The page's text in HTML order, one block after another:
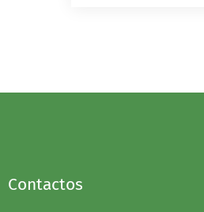
Contactos